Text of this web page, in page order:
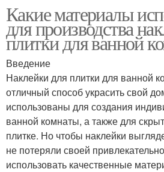
Какие материалы
для производства
плитки для ванной
Введение
Наклейки для плитки для ванной
отличный способ украсить свой
использованы для создания
ванной комнаты, а также для
плитке. Но чтобы наклейки
не потеряли своей
использовать качественные